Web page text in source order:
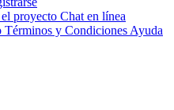
proyecto Chat en línea
Términos y Condiciones Ayuda